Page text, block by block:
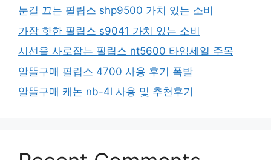
눈길 끄는 필립스 shp9500 가치 있는 소비
가장 핫한 필립스 s9041 가치 있는 소비
시선을 사로잡는 필립스 nt5600 타임세일 주목
알뜰구매 필립스 4700 사용 후기 폭발
알뜰구매 캐논 nb-4l 사용 및 추천후기